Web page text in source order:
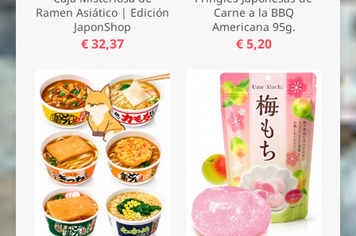
Ramen Asiático | Edición
JaponShop
€ 32,37
Carne a la BBQ
Americana 95g.
€ 5,20